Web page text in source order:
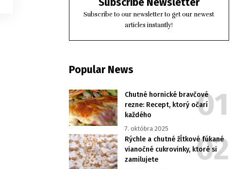
Subscribe to our newsletter to get our newest
articles instantly!
Popular News
Chutné hornické bravčové
rezne: Recept, ktorý očarí
každého
7. októbra 2025
Rýchle a chutné žĺtkové fúkané
vianočné cukrovinky, ktoré si
zamilujete